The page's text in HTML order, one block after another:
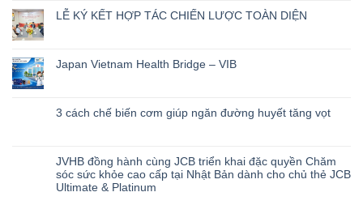
LỄ KÝ KẾT HỢP TÁC CHIẾN LƯỢC TOÀN DIỆN
Japan Vietnam Health Bridge – VIB
3 cách chế biến cơm giúp ngăn đường huyết tăng vọt
JVHB đồng hành cùng JCB triển khai đặc quyền Chăm
sóc sức khỏe cao cấp tại Nhật Bản dành cho chủ thẻ JCB
Ultimate & Platinum